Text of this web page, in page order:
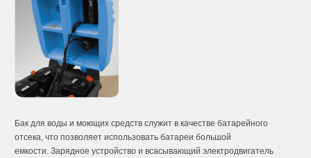
Бак для воды и моющих средств служит в качестве батарейного
отсека, что позволяет использовать батареи большой
емкости. Зарядное устройство и всасывающий электродвигатель